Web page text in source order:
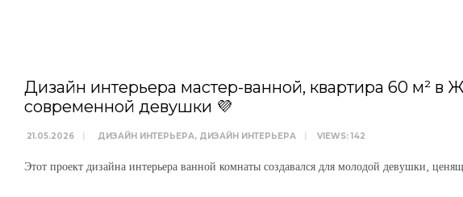
Дизайн интерьера мастер-ванной, квартира 60 м²
современной девушки 💜
21.05.2026 | ДИЗАЙН ИНТЕРЬЕРА, ДИЗАЙН ИНТЕРЬЕРА | VIEWS: 142
Этот проект дизайна интерьера ванной комнаты создавался для молодой девушки,